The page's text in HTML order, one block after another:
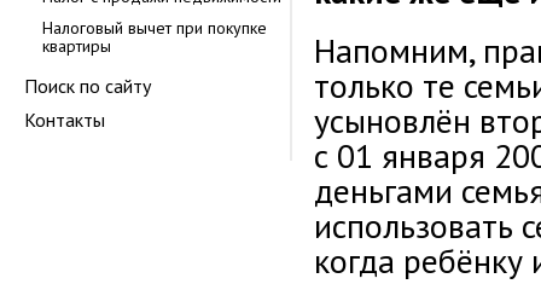
Налоговый вычет при покупке
квартиры
Поиск по сайту
Контакты
Напомним,
только те
усыновлён
с 01 января
деньгами
использовать
когда